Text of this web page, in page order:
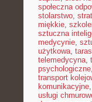
społeczna
stolarstwo,
miękkie,
sztuczna
medycynie,
użytkowa, taras
telemedycyna,
psychologiczne,
transport
komunikacyjne,
usługi